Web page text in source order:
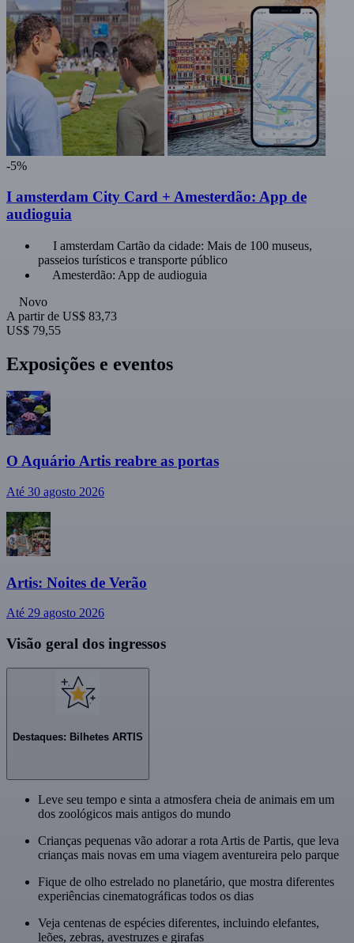
-5%
I amsterdam City Card + Amesterdão: App de
audioguia
I amsterdam Cartão da cidade: Mais de 100 museus,
passeios turísticos e transporte público
Amesterdão: App de audioguia
Novo
A partir de US$ 83,73
US$ 79,55
Exposições e eventos
O Aquário Artis reabre as portas
Até 30 agosto 2026
Artis: Noites de Verão
Até 29 agosto 2026
Visão geral dos ingressos
Destaques: Bilhetes ARTIS
Leve seu tempo e sinta a atmosfera cheia de animais em um
dos zoológicos mais antigos do mundo
Crianças pequenas vão adorar a rota Artis de Partis, que leva
crianças mais novas em uma viagem aventureira pelo parque
Fique de olho estrelado no planetário, que mostra diferentes
experiências cinematográficas todos os dias
Veja centenas de espécies diferentes, incluindo elefantes,
leões, zebras, avestruzes e girafas